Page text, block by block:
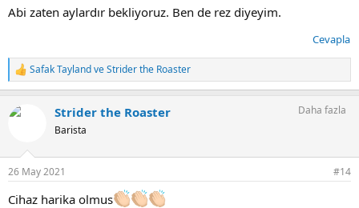
Abi zaten aylardır bekliyoruz. Ben de rez diyeyim.
Cevapla
T
e
k
:
Safak TaylandveStrider the Roaster
Strider the Roaster
Barista
Daha fazla
26 May 2021 #14
Cihaz harika olmus